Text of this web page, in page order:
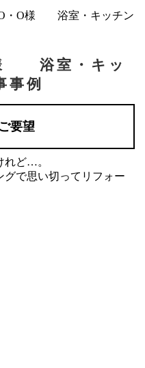
・O様 浴室・キッチン
浴室・キッ
事例
要望
ど…。
で思い切ってリフォー